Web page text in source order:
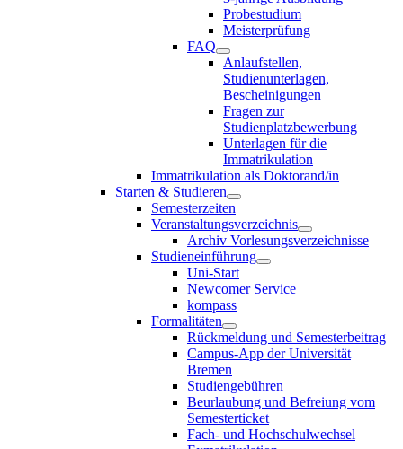
Probestudium
Meisterprüfung
FAQ
Anlaufstellen,
Studienunterlagen,
Bescheinigungen
Fragen zur
Studienplatzbewerbung
Unterlagen für die
Immatrikulation
Immatrikulation als Doktorand/in
Starten & Studieren
Semesterzeiten
Veranstaltungsverzeichnis
Archiv Vorlesungsverzeichnisse
Studieneinführung
Uni-Start
Newcomer Service
kompass
Formalitäten
Rückmeldung und Semesterbeitrag
Campus-App der Universität
Bremen
Studiengebühren
Beurlaubung und Befreiung vom
Semesterticket
Fach- und Hochschulwechsel